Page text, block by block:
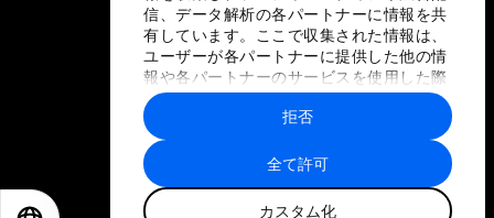
信、データ解析の各パートナーに情報を共
有しています。ここで収集された情報は、
ユーザーが各パートナーに提供した他の情
報や各パートナーのサービスを使用した際
に収集された情報と組み合わされ、各パー
トナーによって使用されることがありま
す。
全て許可
カスタム化
拒否
プライバシーポリシーと利用規約
サイトマップ